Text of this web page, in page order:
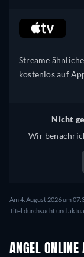
Streame
kostenlos auf
Nicht
Wir
Am 4. August 2026 um
Titel durchsucht und
ANGEL ONLINE